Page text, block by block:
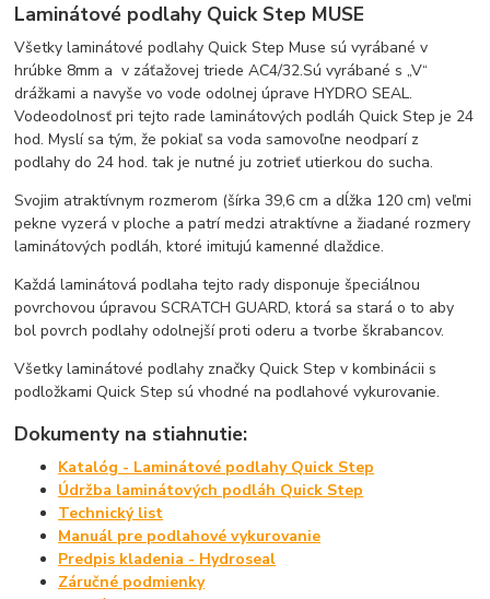
Laminátové podlahy Quick Step MUSE
Všetky laminátové podlahy Quick Step Muse sú vyrábané v
hrúbke 8mm a v záťažovej triede AC4/32.Sú vyrábané s „V“
drážkami a navyše vo vode odolnej úprave HYDRO SEAL.
Vodeodolnosť pri tejto rade laminátových podláh Quick Step je 24
hod. Myslí sa tým, že pokiaľ sa voda samovoľne neodparí z
podlahy do 24 hod. tak je nutné ju zotrieť utierkou do sucha.
Svojim atraktívnym rozmerom (šírka 39,6 cm a dĺžka 120 cm) veľmi
pekne vyzerá v ploche a patrí medzi atraktívne a žiadané rozmery
laminátových podláh, ktoré imitujú kamenné dlaždice.
Každá laminátová podlaha tejto rady disponuje špeciálnou
povrchovou úpravou SCRATCH GUARD, ktorá sa stará o to aby
bol povrch podlahy odolnejší proti oderu a tvorbe škrabancov.
Všetky laminátové podlahy značky Quick Step v kombinácii s
podložkami Quick Step sú vhodné na podlahové vykurovanie.
Dokumenty na stiahnutie:
Katalóg - Laminátové podlahy Quick Step
Údržba laminátových podláh Quick Step
Technický list
Manuál pre podlahové vykurovanie
Predpis kladenia - Hydroseal
Záručné podmienky